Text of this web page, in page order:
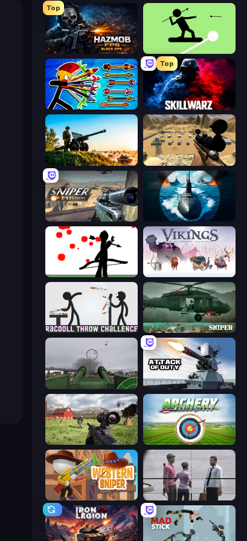
Top
Hazmob FPS: Online Shooter The Spear Stickman
Archer Ragdoll Masters
Top
SkillWarz
Artillery Vs Tanks Ghost Sniper
Sniper Mission Ships Battlefield 3D
Bowman Vikings: An Archer's Journey
Ragdoll Throw Challenge SNIPER
Flakmeister Attack of Duty
Dead Zed Archery World Tour
Western Sniper